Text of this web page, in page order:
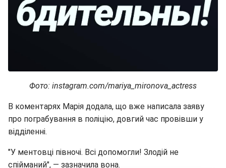
Фото: instagram.com/mariya_mironova_actress
В коментарях Марія додала, що вже написала заяву
про пограбування в поліцію, довгий час провівши у
відділенні.
"У ментовці півночі. Всі допомогли! Злодій не
спійманий", — зазначила вона.